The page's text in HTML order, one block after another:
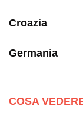
Croazia
Germania
COSA